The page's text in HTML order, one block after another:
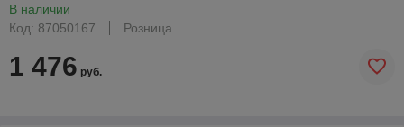
В наличии
Код: 87050167
Розница
1 476 руб.